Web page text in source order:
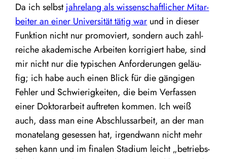
Da ich selbstjah­re­lang als wis­sen­schaft­li­cher Mit­ar­
bei­ter an einer Uni­ver­si­tät tätig warund in die­ser
Funk­ti­on nicht nur pro­mo­viert, son­dern auch zahl­
rei­che aka­de­mi­sche Arbei­ten kor­ri­giert habe, sind
mir nicht nur die typi­schen Anfor­de­run­gen geläu­
fig; ich habe auch einen Blick für die gän­gi­gen
Feh­ler und Schwie­rig­kei­ten, die beim Ver­fas­sen
einer Dok­tor­ar­beit auf­tre­ten kom­men. Ich weiß
auch, dass man eine Abschluss­ar­beit, an der man
mona­te­lang geses­sen hat, irgend­wann nicht mehr
sehen kann und im fina­len Sta­di­um leicht„betriebs­